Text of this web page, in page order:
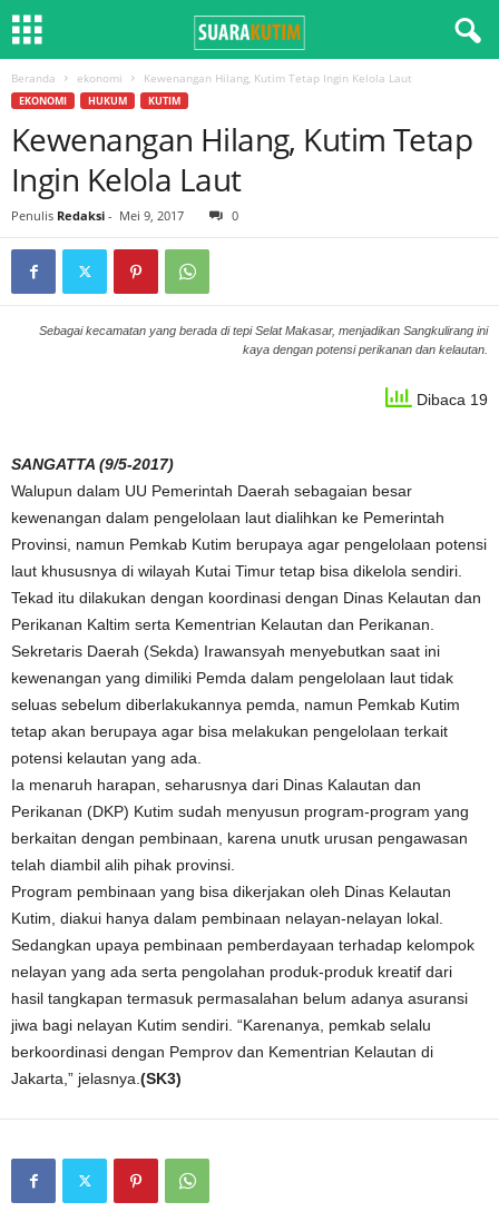
Beranda ekonomi Kewenangan Hilang, Kutim Tetap Ingin Kelola Laut
EKONOMI HUKUM KUTIM
Kewenangan Hilang, Kutim Tetap
Ingin Kelola Laut
Penulis Redaksi - Mei 9, 2017 0
Sebagai kecamatan yang berada di tepi Selat Makasar, menjadikan Sangkulirang ini
kaya dengan potensi perikanan dan kelautan.
Dibaca 19
SANGATTA (9/5-2017)
Walupun dalam UU Pemerintah Daerah sebagaian besar
kewenangan dalam pengelolaan laut dialihkan ke Pemerintah
Provinsi, namun Pemkab Kutim berupaya agar pengelolaan potensi
laut khususnya di wilayah Kutai Timur tetap bisa dikelola sendiri.
Tekad itu dilakukan dengan koordinasi dengan Dinas Kelautan dan
Perikanan Kaltim serta Kementrian Kelautan dan Perikanan.
Sekretaris Daerah (Sekda) Irawansyah menyebutkan saat ini
kewenangan yang dimiliki Pemda dalam pengelolaan laut tidak
seluas sebelum diberlakukannya pemda, namun Pemkab Kutim
tetap akan berupaya agar bisa melakukan pengelolaan terkait
potensi kelautan yang ada.
Ia menaruh harapan, seharusnya dari Dinas Kalautan dan
Perikanan (DKP) Kutim sudah menyusun program-program yang
berkaitan dengan pembinaan, karena unutk urusan pengawasan
telah diambil alih pihak provinsi.
Program pembinaan yang bisa dikerjakan oleh Dinas Kelautan
Kutim, diakui hanya dalam pembinaan nelayan-nelayan lokal.
Sedangkan upaya pembinaan pemberdayaan terhadap kelompok
nelayan yang ada serta pengolahan produk-produk kreatif dari
hasil tangkapan termasuk permasalahan belum adanya asuransi
jiwa bagi nelayan Kutim sendiri. “Karenanya, pemkab selalu
berkoordinasi dengan Pemprov dan Kementrian Kelautan di
Jakarta,” jelasnya. (SK3)